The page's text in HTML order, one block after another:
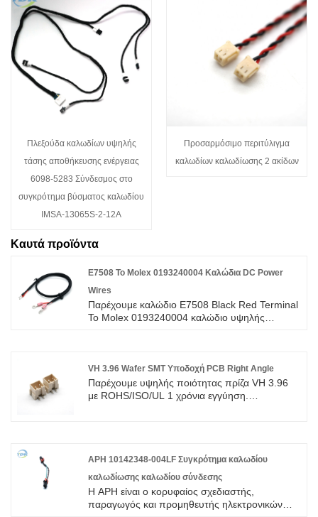
Πλεξούδα καλωδίων υψηλής
τάσης αποθήκευσης ενέργειας
6098-5283 Σύνδεσμος στο
συγκρότημα βύσματος καλωδίου
IMSA-13065S-2-12A
Προσαρμόσιμο περιτύλιγμα
καλωδίων καλωδίωσης 2 ακίδων
Καυτά προϊόντα
E7508 To Molex 0193240004 Καλώδια DC Power
Wires
Παρέχουμε καλώδιο E7508 Black Red Terminal
To Molex 0193240004 καλώδιο υψηλής
καλύπτοντας το μεγαλύτερο μέρος της αγοράς
της Ασίας, της Ευρώπης και της Αμερικής.
Περιμένουμε να γίνουμε ο μακροπρόθεσμος
VH 3.96 Wafer SMT Υποδοχή PCB Right Angle
Παρέχουμε υψηλής ποιότητας πρίζα VH 3.96
με ROHS/ISO/UL 1 χρόνια εγγύηση.
Περιμένουμε να γίνουμε ο μακροπρόθεσμος
συνεργάτης σας στην Κίνα.
APH 10142348-004LF Συγκρότημα καλωδίου
καλωδίωσης καλωδίου σύνδεσης
Η APH είναι ο κορυφαίος σχεδιαστής,
παραγωγός και προμηθευτής ηλεκτρονικών